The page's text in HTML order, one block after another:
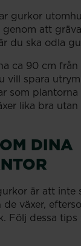
gurkor
att
du ska odla
ca 90 cm från
vill spara
som
lika bra
DINA
är att inte
växer,
Följ dessa tips